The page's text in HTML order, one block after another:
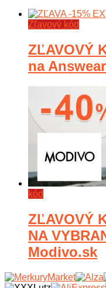
Zľavový kód
ZĽAVOVÝ
na
kód
ZĽAVOVÝ
NA
Modivo.sk